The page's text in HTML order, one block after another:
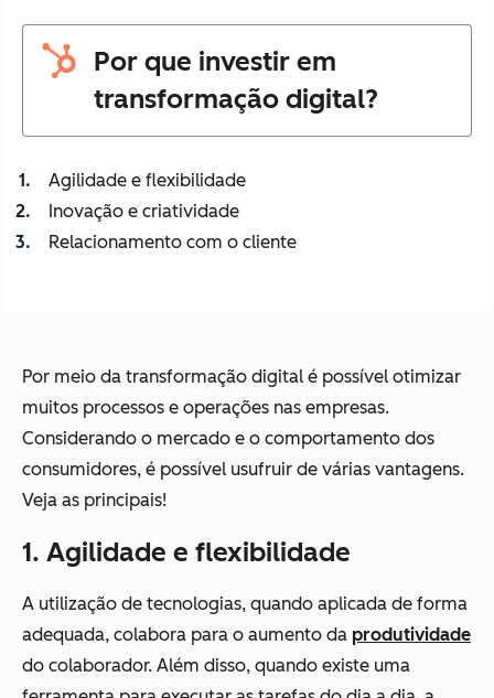
Por que investir em
transformação digital?
Agilidade e flexibilidade
Inovação e criatividade
Relacionamento com o cliente
Por meio da transformação digital é possível otimizar
muitos processos e operações nas empresas.
Considerando o mercado e o comportamento dos
consumidores, é possível usufruir de várias vantagens.
Veja as principais!
1. Agilidade e flexibilidade
A utilização de tecnologias, quando aplicada de forma
adequada, colabora para o aumento da produtividade
do colaborador. Além disso, quando existe uma